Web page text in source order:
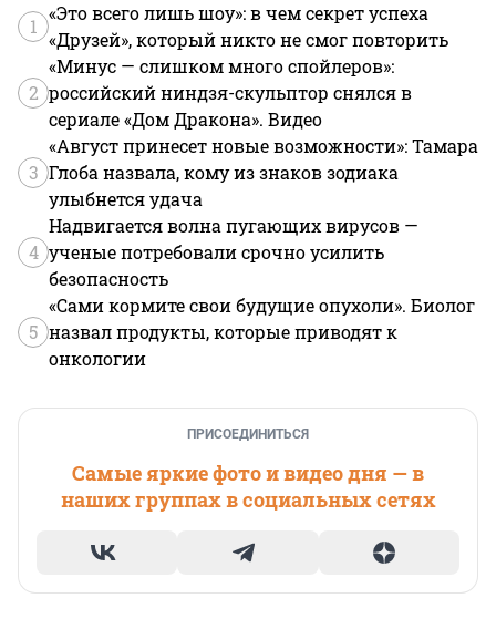
1
«Это всего лишь шоу»: в чем секрет успеха
«Друзей», который никто не смог повторить
2
«Минус — слишком много спойлеров»:
российский ниндзя-скульптор снялся в
сериале «Дом Дракона». Видео
3
«Август принесет новые возможности»: Тамара
Глоба назвала, кому из знаков зодиака
улыбнется удача
4
Надвигается волна пугающих вирусов —
ученые потребовали срочно усилить
безопасность
5
«Сами кормите свои будущие опухоли». Биолог
назвал продукты, которые приводят к
онкологии
ПРИСОЕДИНИТЬСЯ
Самые яркие фото и видео дня — в
наших группах в социальных сетях